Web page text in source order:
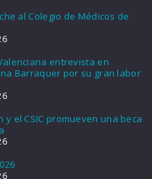
al Colegio de Médicos de
entrevista en
Barraquer por su gran labor
y el CSIC promueven una beca